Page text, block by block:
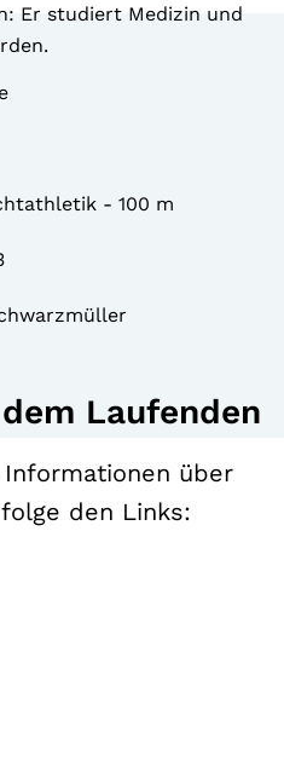
Er studiert Medizin und
- 100 m
Laufenden
über
den Links: